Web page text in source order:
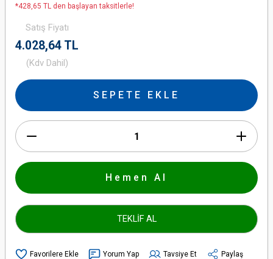
*428,65 TL den başlayan taksitlerle!
Satış Fiyatı
4.028,64 TL
(Kdv Dahil)
SEPETE EKLE
Hemen Al
TEKLİF AL
Yorum Yap Tavsiye Et Paylaş